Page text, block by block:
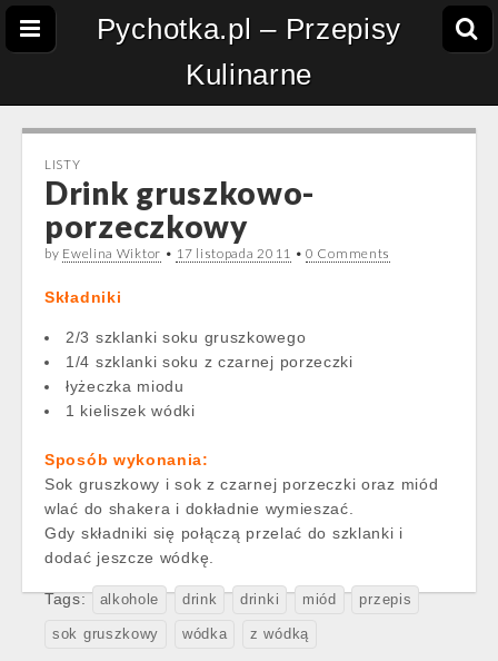
Pychotka.pl – Przepisy
Kulinarne
LISTY
Drink gruszkowo-
porzeczkowy
by Ewelina Wiktor • 17 listopada 2011 •0 Comments
Składniki
2/3 szklanki soku gruszkowego
1/4 szklanki soku z czarnej porzeczki
łyżeczka miodu
1 kieliszek wódki
Sposób wykonania:
Sok gruszkowy i sok z czarnej porzeczki oraz miód
wlać do shakera i dokładnie wymieszać.
Gdy składniki się połączą przelać do szklanki i
dodać jeszcze wódkę.
Tags: alkohole drink drinki miód przepis
sok gruszkowy wódka z wódką